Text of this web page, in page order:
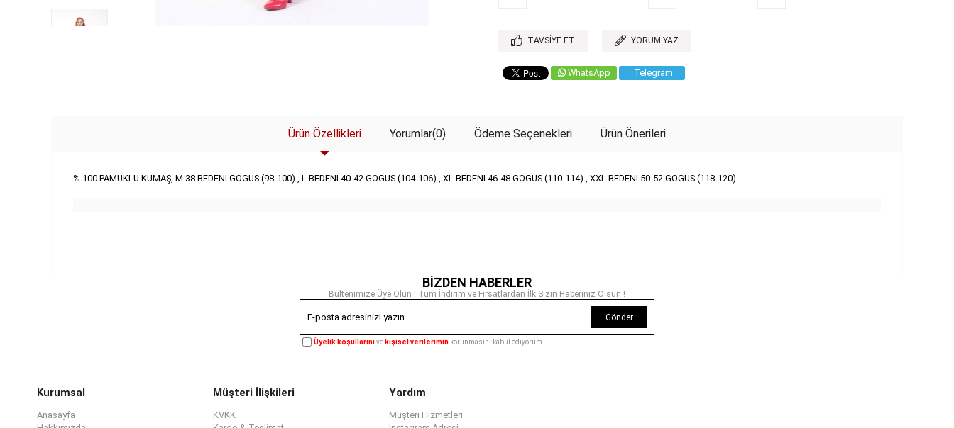
TAVSIYE ET YORUM YAZ
WhatsApp Telegram
Ürün Özellikleri Yorumlar(0) Ödeme Seçenekleri Ürün Önerileri
% 100 PAMUKLU KUMAŞ, M 38 BEDENİ GÖGÜS (98-100) , L BEDENİ 40-42 GÖGÜS (104-106) , XL BEDENİ 46-48 GÖGÜS (110-114) , XXL BEDENİ 50-52 GÖGÜS (118-120)
BİZDEN HABERLER
Bültenimize Üye Olun ! Tüm İndirim ve Fırsatlardan İlk Sizin Haberiniz Olsun !
Gönder
Üyelik koşullarınıve kişisel verilerimin korunmasını kabul ediyorum.
Kurumsal
Anasayfa
Müşteri İlişkileri
KVKK
Yardım
Müşteri Hizmetleri